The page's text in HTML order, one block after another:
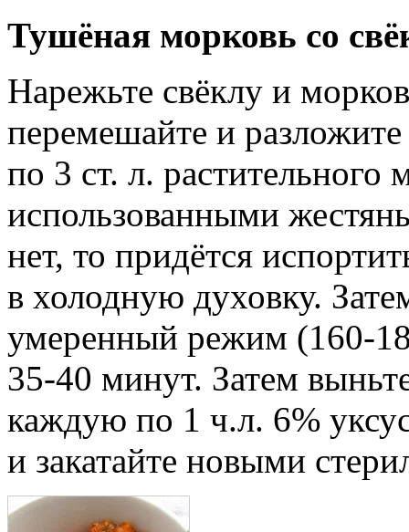
Тушёная морковь со
Нарежьте свёклу и
перемешайте и
по 3 ст. л. растительного
использованными
нет, то придётся
в холодную духовку.
умеренный режим (160-
35-40 минут. Затем
каждую по 1 ч.л. 6%
и закатайте новыми